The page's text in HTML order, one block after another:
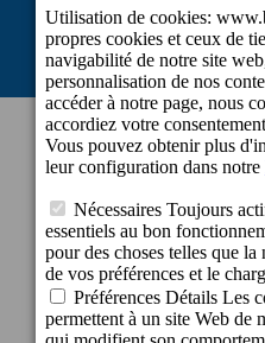
c/ Cartago,
35109 San
Canaria